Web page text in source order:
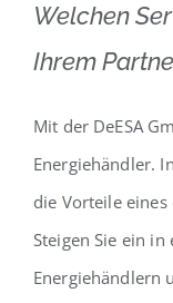
Welchen
Ihrem
Mit der DeESA
Energiehändler.
die Vorteile
Steigen Sie ein
Energiehändlern